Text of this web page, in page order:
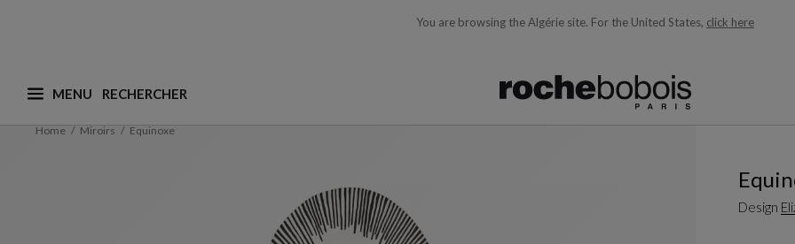
You are browsing the Algérie site. For the United States, click here
MENU
Que recherchez-vous ? (nous adaptons les suggestions en fonction de ce que vous recherchez)
Home Miroirs Equinoxe
Design